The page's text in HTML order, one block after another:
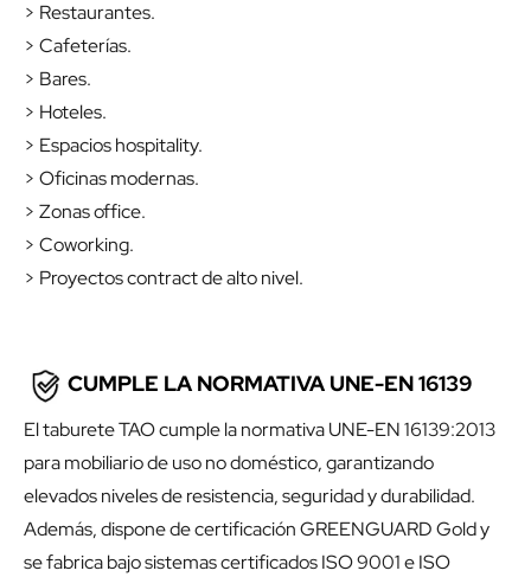
> Restaurantes.
> Cafeterías.
> Bares.
> Hoteles.
> Espacios hospitality.
> Oficinas modernas.
> Zonas office.
> Coworking.
> Proyectos contract de alto nivel.
CUMPLE LA NORMATIVA UNE-EN 16139
El taburete TAO cumple la normativa UNE-EN 16139:2013
para mobiliario de uso no doméstico, garantizando
elevados niveles de resistencia, seguridad y durabilidad.
Además, dispone de certificación GREENGUARD Gold y
se fabrica bajo sistemas certificados ISO 9001 e ISO